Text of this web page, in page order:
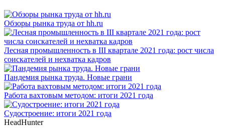
Обзоры рынка труда от hh.ru
Лесная промышленность в III квартале 2021 года: рост числа
соискателей и нехватка кадров
Пандемия рынка труда. Новые грани
Работа вахтовым методом: итоги 2021 года
Судостроение: итоги 2021 года
HeadHunter